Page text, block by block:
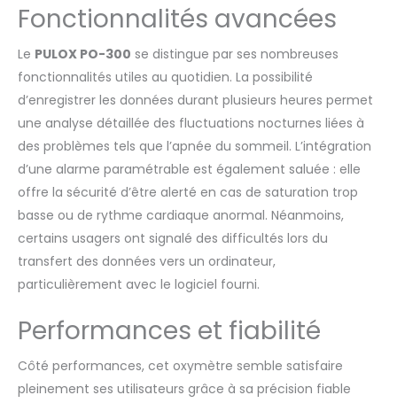
Fonctionnalités avancées
Le PULOX PO-300 se distingue par ses nombreuses
fonctionnalités utiles au quotidien. La possibilité
d’enregistrer les données durant plusieurs heures permet
une analyse détaillée des fluctuations nocturnes liées à
des problèmes tels que l’apnée du sommeil. L’intégration
d’une alarme paramétrable est également saluée : elle
offre la sécurité d’être alerté en cas de saturation trop
basse ou de rythme cardiaque anormal. Néanmoins,
certains usagers ont signalé des difficultés lors du
transfert des données vers un ordinateur,
particulièrement avec le logiciel fourni.
Performances et fiabilité
Côté performances, cet oxymètre semble satisfaire
pleinement ses utilisateurs grâce à sa précision fiable